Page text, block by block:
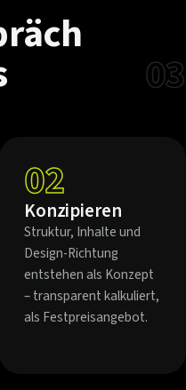
03
02
Konzipieren
Struktur, Inhalte und
Design-Richtung
entstehen als Konzept
– transparent kalkuliert,
als Festpreisangebot.